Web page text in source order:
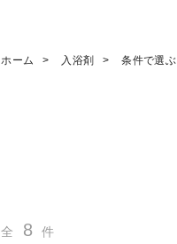
ホーム 入浴剤 条件で選ぶ
全 8 件